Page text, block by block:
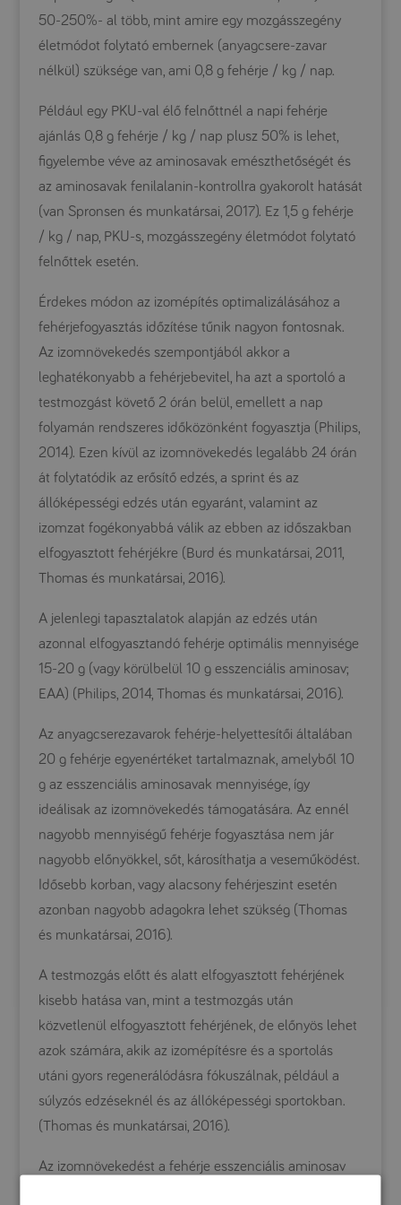
50-250%- al több, mint amire egy mozgásszegény
életmódot folytató embernek (anyagcsere-zavar
nélkül) szüksége van, ami 0,8 g fehérje / kg / nap.
Például egy PKU-val élő felnőttnél a napi fehérje
ajánlás 0,8 g fehérje / kg / nap plusz 50% is lehet,
figyelembe véve az aminosavak emészthetőségét és
az aminosavak fenilalanin-kontrollra gyakorolt ​​hatását
(van Spronsen és munkatársai, 2017). Ez 1,5 g fehérje
/ kg / nap, PKU-s, mozgásszegény életmódot folytató
felnőttek esetén.
Érdekes módon az izomépítés optimalizálásához a
fehérjefogyasztás időzítése tűnik nagyon fontosnak.
Az izomnövekedés szempontjából akkor a
leghatékonyabb a fehérjebevitel, ha azt a sportoló a
testmozgást követő 2 órán belül, emellett a nap
folyamán rendszeres időközönként fogyasztja (Philips,
2014). Ezen kívül az izomnövekedés legalább 24 órán
át folytatódik az erősítő edzés, a sprint és az
állóképességi edzés után egyaránt, valamint az
izomzat fogékonyabbá válik az ebben az időszakban
elfogyasztott fehérjékre (Burd és munkatársai, 2011,
Thomas és munkatársai, 2016).
A jelenlegi tapasztalatok alapján az edzés után
azonnal elfogyasztandó fehérje optimális mennyisége
15-20 g (vagy körülbelül 10 g esszenciális aminosav;
EAA) (Philips, 2014, Thomas és munkatársai, 2016).
Az anyagcserezavarok fehérje-helyettesítői általában
20 g fehérje egyenértéket tartalmaznak, amelyből 10
g az esszenciális aminosavak mennyisége, így
ideálisak az izomnövekedés támogatására. Az ennél
nagyobb mennyiségű fehérje fogyasztása nem jár
nagyobb előnyökkel, sőt, károsíthatja a veseműködést.
Idősebb korban, vagy alacsony fehérjeszint esetén
azonban nagyobb adagokra lehet szükség (Thomas
és munkatársai, 2016).
A testmozgás előtt és alatt elfogyasztott fehérjének
kisebb hatása van, mint a testmozgás után
közvetlenül elfogyasztott fehérjének, de előnyös lehet
azok számára, akik az izomépítésre és a sportolás
utáni gyors regenerálódásra fókuszálnak, például a
súlyzós edzéseknél és az állóképességi sportokban.
(Thomas és munkatársai, 2016).
Az izomnövekedést a fehérje esszenciális aminosav